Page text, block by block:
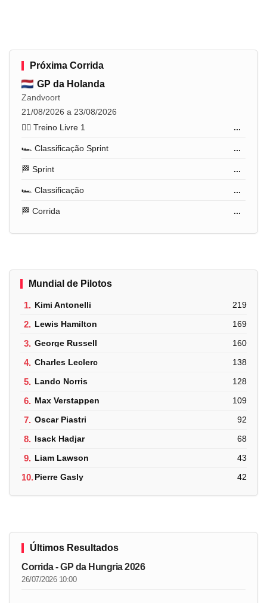
Próxima Corrida
GP da Holanda
Zandvoort
21/08/2026 a 23/08/2026
🏋️‍♂️ Treino Livre 1
...
🏎️ Classificação Sprint ...
🏁 Sprint ...
🏎️ Classificação ...
🏁 Corrida ...
Mundial de Pilotos
1. Kimi Antonelli 219
2. Lewis Hamilton 169
3. George Russell 160
4. Charles Leclerc 138
5. Lando Norris 128
6. Max Verstappen 109
7. Oscar Piastri 92
8. Isack Hadjar 68
9. Liam Lawson 43
10.Pierre Gasly 42
Últimos Resultados
Corrida - GP da Hungria 2026
26/07/2026 10:00